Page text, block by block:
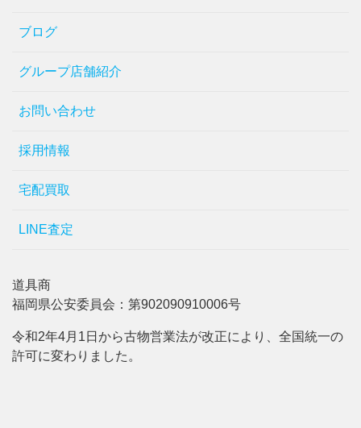
ブログ
グループ店舗紹介
お問い合わせ
採用情報
宅配買取
LINE査定
道具商
福岡県公安委員会：第902090910006号
令和2年4月1日から古物営業法が改正により、全国統一の
許可に変わりました。